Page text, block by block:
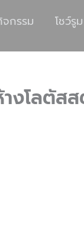
กรรม โชว์รูม
งโลตัส